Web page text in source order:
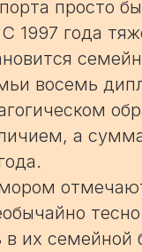
просто
1997 года
восемь
а
тесно
в их семейной